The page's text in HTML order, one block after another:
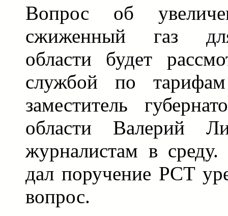
Вопрос об
сжиженный газ
области будет
службой по
заместитель
области Валерий
журналистам в
дал поручение РСТ
вопрос.